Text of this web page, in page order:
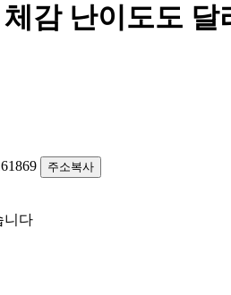
감 난이도도 달
주소복사
니다